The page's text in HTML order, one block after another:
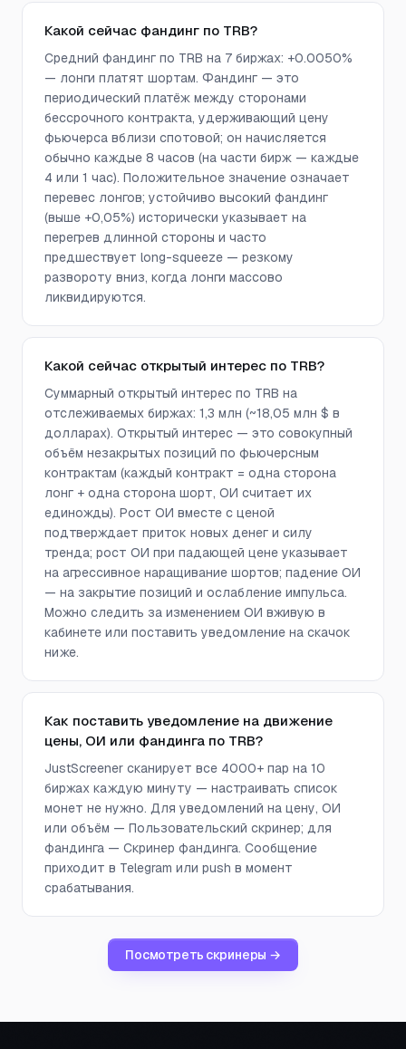
Какой сейчас фандинг по TRB?
Средний фандинг по TRB на 7 биржах: +0.0050%
— лонги платят шортам. Фандинг — это
периодический платёж между сторонами
бессрочного контракта, удерживающий цену
фьючерса вблизи спотовой; он начисляется
обычно каждые 8 часов (на части бирж — каждые
4 или 1 час). Положительное значение означает
перевес лонгов; устойчиво высокий фандинг
(выше +0,05%) исторически указывает на
перегрев длинной стороны и часто
предшествует long-squeeze — резкому
развороту вниз, когда лонги массово
ликвидируются.
Какой сейчас открытый интерес по TRB?
Суммарный открытый интерес по TRB на
отслеживаемых биржах: 1,3 млн (~18,05 млн $ в
долларах). Открытый интерес — это совокупный
объём незакрытых позиций по фьючерсным
контрактам (каждый контракт = одна сторона
лонг + одна сторона шорт, ОИ считает их
единожды). Рост ОИ вместе с ценой
подтверждает приток новых денег и силу
тренда; рост ОИ при падающей цене указывает
на агрессивное наращивание шортов; падение ОИ
— на закрытие позиций и ослабление импульса.
Можно следить за изменением ОИ вживую в
кабинете или поставить уведомление на скачок
ниже.
Как поставить уведомление на движение
цены, ОИ или фандинга по TRB?
JustScreener сканирует все 4000+ пар на 10
биржах каждую минуту — настраивать список
монет не нужно. Для уведомлений на цену, ОИ
или объём — Пользовательский скринер; для
фандинга — Скринер фандинга. Сообщение
приходит в Telegram или push в момент
срабатывания.
Посмотреть скринеры →